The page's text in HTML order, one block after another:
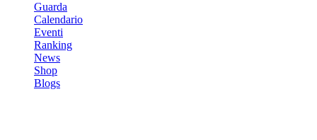
Guarda
Calendario
Eventi
Ranking
News
Shop
Blogs